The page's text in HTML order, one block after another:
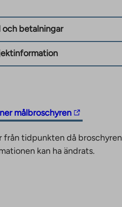
och betalningar
målbroschyren
från tidpunkten då broschyren
kan ha ändrats.